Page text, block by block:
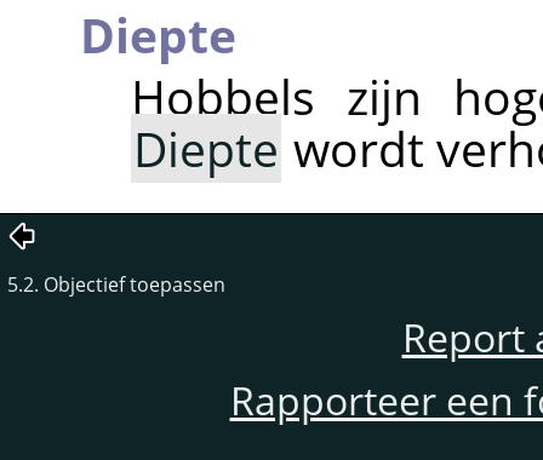
Diepte
Hobbels zijn
Diepte wordt
5.2. Objectief toepassen
Report
Rapporteer een